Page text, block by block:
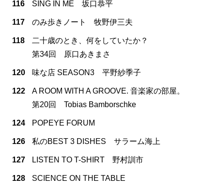
116 SING IN ME 坂口恭平
117 のみ歩きノート 牧野伊三夫
118
二十歳のとき、何をしていたか？
第34回 原口あきまさ
120 味な店 SEASON3 平野紗季子
122
A ROOM WITH A GROOVE. 音楽家の部屋。
第20回 Tobias Bamborschke
124 POPEYE FORUM
126 私のBEST 3 DISHES サラーム海上
127 LISTEN TO T-SHIRT 野村訓市
128 SCIENCE ON THE TABLE